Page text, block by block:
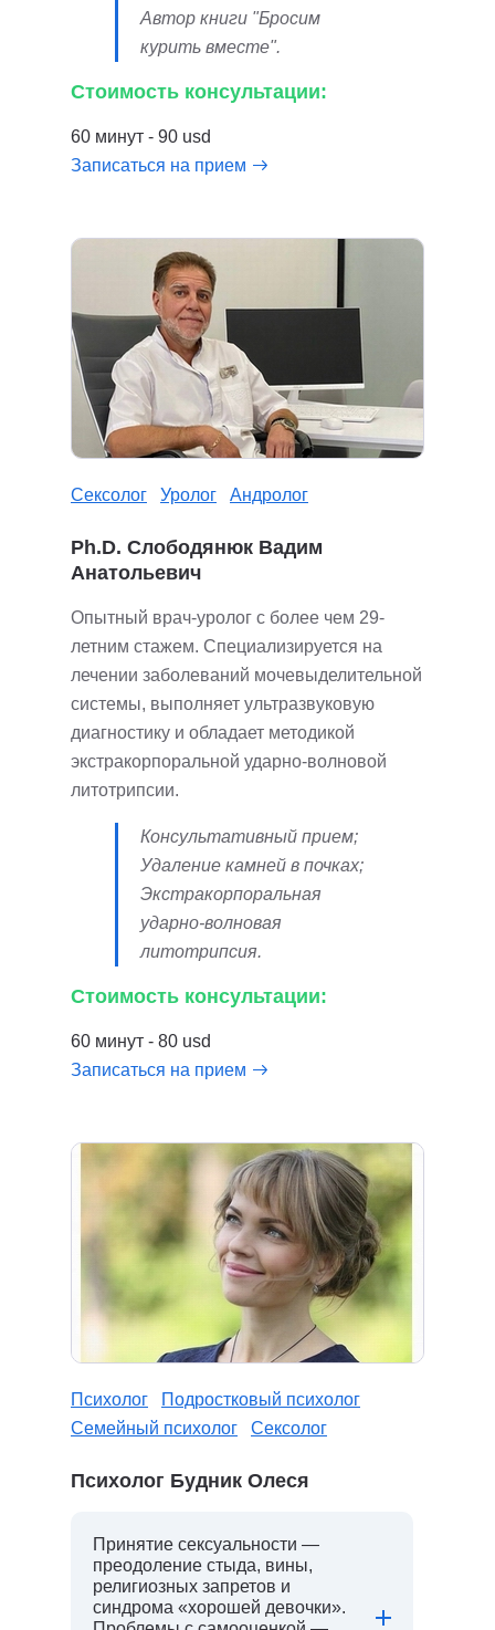
Автор книги "Бросим
курить вместе".
Стоимость консультации:
60 минут - 90 usd
Записаться на прием
Сексолог Уролог Андролог
Ph.D. Слободянюк Вадим
Анатольевич
Опытный врач-уролог с более чем 29-
летним стажем. Специализируется на
лечении заболеваний мочевыделительной
системы, выполняет ультразвуковую
диагностику и обладает методикой
экстракорпоральной ударно-волновой
литотрипсии.
Консультативный прием;
Удаление камней в почках;
Экстракорпоральная
ударно-волновая
литотрипсия.
Стоимость консультации:
60 минут - 80 usd
Записаться на прием
Психолог
Подростковый психолог
Семейный психолог
Сексолог
Психолог Будник Олеся
Принятие сексуальности —
преодоление стыда, вины,
религиозных запретов и
синдрома «хорошей девочки».